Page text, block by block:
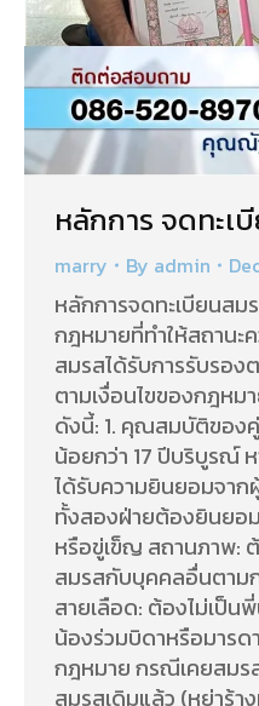
หลักการ จดทะเ
marry By admin
หลักการจดทะเบียนสม
กฎหมายที่ทำให้สถานะ
สมรสได้รับการรับรอง
ตามเงื่อนไขของกฎหม
ดังนี้: 1. คุณสมบัติของ
น้อยกว่า 17 ปีบริบูรณ์
ได้รับความยินยอมจาก
ทั้งสองฝ่ายต้องยินยอ
หรือขู่เข็ญ สถานภาพ:
สมรสกับบุคคลอื่นตาม
สายเลือด: ต้องไม่เป็น
น้องร่วมบิดาหรือมารด
กฎหมาย กรณีเคยสมร
สมรสเดิมแล้ว (หย่าร้า